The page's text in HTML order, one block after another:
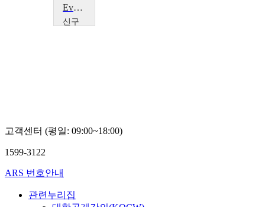
Everyday English
신구
고객센터 (평일: 09:00~18:00)
1599-3122
ARS 번호안내
관련누리집